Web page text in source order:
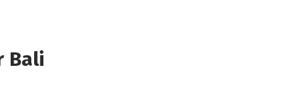
Bali